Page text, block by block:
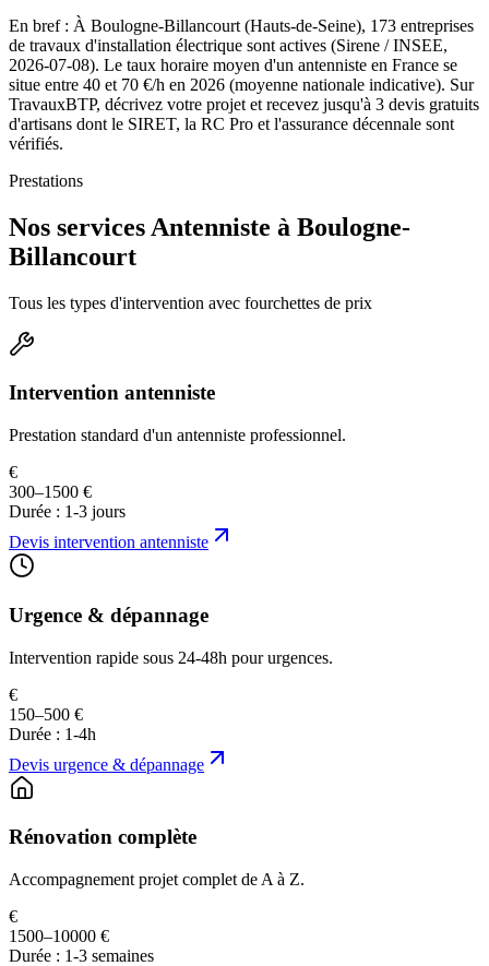
En bref : À Boulogne-Billancourt (Hauts-de-Seine), 173 entreprises
de travaux d'installation électrique sont actives (Sirene / INSEE,
2026-07-08). Le taux horaire moyen d'un antenniste en France se
situe entre 40 et 70 €/h en 2026 (moyenne nationale indicative). Sur
TravauxBTP, décrivez votre projet et recevez jusqu'à 3 devis gratuits
d'artisans dont le SIRET, la RC Pro et l'assurance décennale sont
vérifiés.
Prestations
Nos services Antenniste à Boulogne-
Billancourt
Tous les types d'intervention avec fourchettes de prix
Intervention antenniste
Prestation standard d'un antenniste professionnel.
€
300–1500 €
Durée : 1-3 jours
Devis intervention antenniste
Urgence & dépannage
Intervention rapide sous 24-48h pour urgences.
€
150–500 €
Durée : 1-4h
Devis urgence & dépannage
Rénovation complète
Accompagnement projet complet de A à Z.
€
1500–10000 €
Durée : 1-3 semaines